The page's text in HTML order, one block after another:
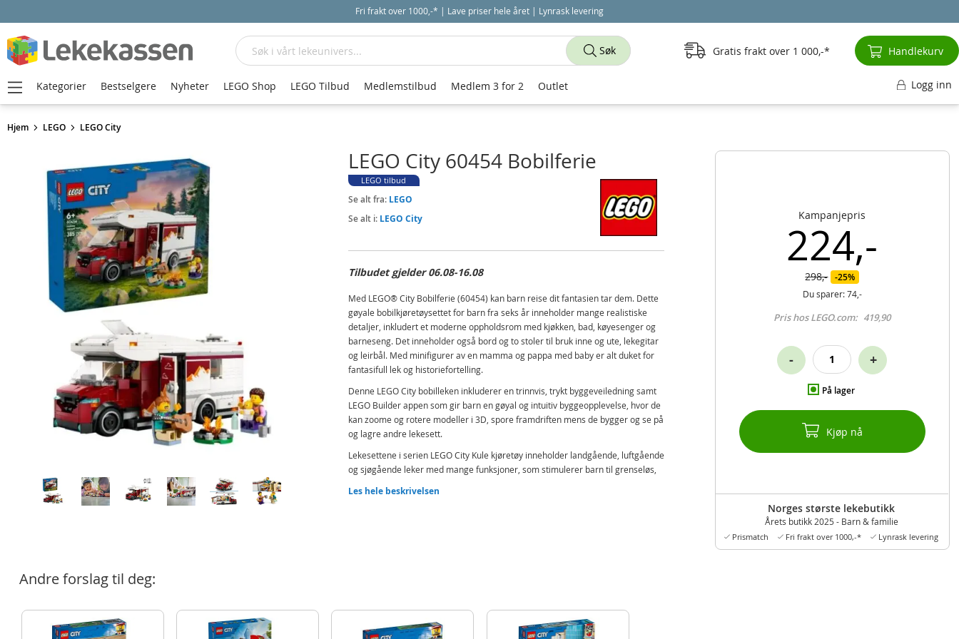
Fri frakt over 1000,-* | Lave priser hele året | Lynrask levering
Hjem LEGO LEGO City
Kampanjepris
224,-
298,- 25%
Du sparer:74,-
Pris hos LEGO.com: 419,90
På lager
- +
Kjøp nå
Norges største lekebutikk
Årets butikk 2025 - Barn & familie
Prismatch Fri frakt over 1000,-* Lynrask levering
LEGO City 60454 Bobilferie
LEGO tilbud
Se alt fra: LEGO
Se alt i: LEGO City
Tilbudet gjelder 06.08-16.08
Med LEGO® City Bobilferie (60454) kan barn reise dit fantasien tar dem. Dette
gøyale bobilkjøretøysettet for barn fra seks år inneholder mange realistiske
detaljer, inkludert et moderne oppholdsrom med kjøkken, bad, køyesenger og
barneseng. Det inneholder også bord og to stoler til bruk inne og ute, lekegitar
og leirbål. Med minifigurer av en mamma og pappa med baby er alt duket for
fantasifull lek og historiefortelling.
Denne LEGO City bobilleken inkluderer en trinnvis, trykt byggeveiledning samt
LEGO Builder appen som gir barn en gøyal og intuitiv byggeopplevelse, hvor de
kan zoome og rotere modeller i 3D, spore framdriften mens de bygger og se på
og lagre andre lekesett.
Lekesettene i serien LEGO City Kule kjøretøy inneholder landgående, luftgående
og sjøgående leker med mange funksjoner, som stimulerer barn til grenseløs,
bobilsettet med andre sett (selges separat) i LEGO City serien.
stoler som også kan brukes utendørs
Gøyalt tilbehør – campingleken inneholder LEGO® minifigurtilbehør som
Les hele beskrivelsen
Andre forslag til deg:
Søk
Søk Gratis frakt over 1 000,- Handlekurv
Kategorier Bestselgere Nyheter LEGO Shop LEGO Tilbud Medlemstilbud Medlem 3 for 2 Outlet Logg inn